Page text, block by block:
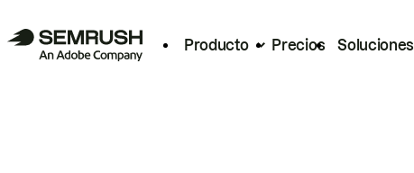
Producto Precios Soluciones